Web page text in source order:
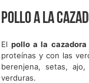
Pollo a la
El pollo a la cazadora
proteínas y con las
berenjena, setas,
verduras.